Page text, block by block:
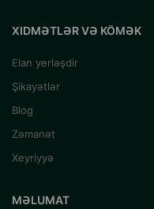
XIDMƏTLƏR VƏ KÖMƏK
Elan yerləşdir
Şikayətlər
Blog
Zəmanət
Xeyriyyə
MƏLUMAT